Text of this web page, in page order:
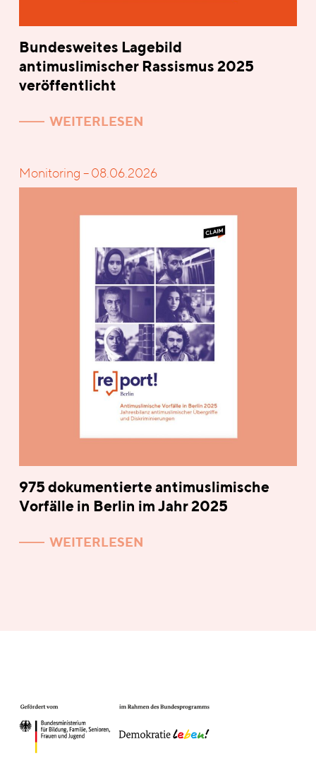
Bundesweites Lagebild
antimuslimischer Rassismus 2025
veröffentlicht
WEITERLESEN
Monitoring – 08.06.2026
975 dokumentierte antimuslimische
Vorfälle in Berlin im Jahr 2025
WEITERLESEN